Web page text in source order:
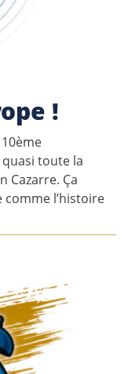
!
toute la
Cazarre. Ça
l’histoire